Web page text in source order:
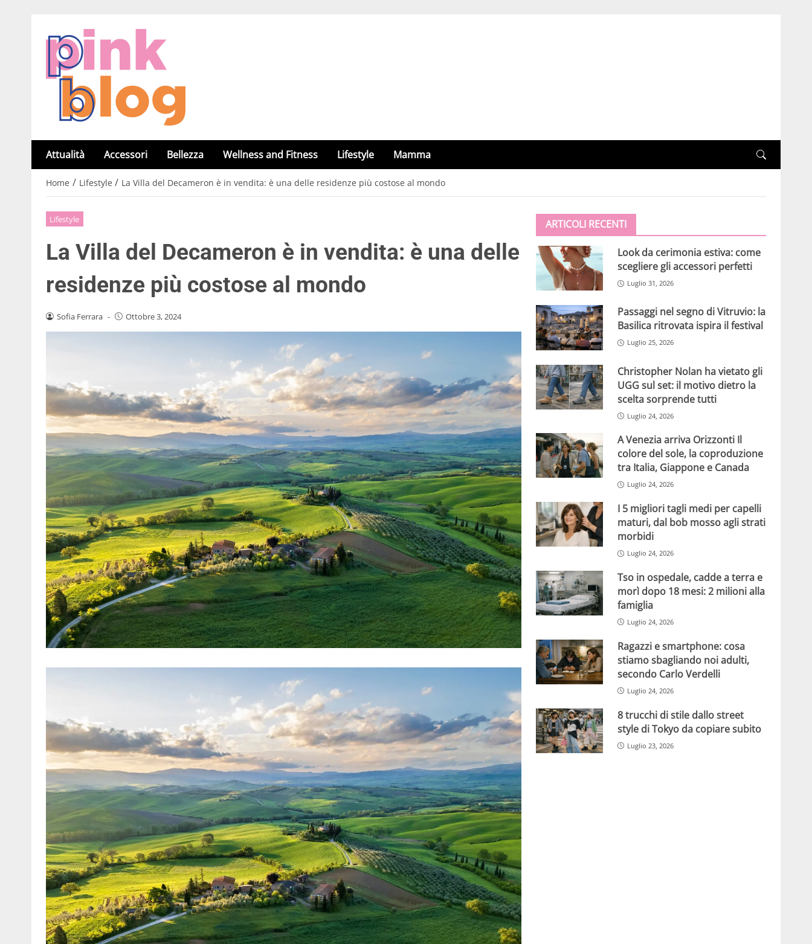
Attualità Accessori Bellezza Wellness and Fitness Lifestyle Mamma
Home / Lifestyle / La Villa del Decameron è in vendita: è una delle residenze più costose al mondo
Lifestyle
La Villa del Decameron è in vendita: è una delle
residenze più costose al mondo
Sofia Ferrara - Ottobre 3, 2024
ARTICOLI RECENTI
Look da cerimonia estiva: come
scegliere gli accessori perfetti
Luglio 31, 2026
Passaggi nel segno di Vitruvio: la
Basilica ritrovata ispira il festival
Luglio 25, 2026
Christopher Nolan ha vietato gli
UGG sul set: il motivo dietro la
scelta sorprende tutti
Luglio 24, 2026
A Venezia arriva Orizzonti Il
colore del sole, la coproduzione
tra Italia, Giappone e Canada
Luglio 24, 2026
I 5 migliori tagli medi per capelli
maturi, dal bob mosso agli strati
morbidi
Luglio 24, 2026
Tso in ospedale, cadde a terra e
morì dopo 18 mesi: 2 milioni alla
famiglia
Luglio 24, 2026
Ragazzi e smartphone: cosa
stiamo sbagliando noi adulti,
secondo Carlo Verdelli
Luglio 24, 2026
8 trucchi di stile dallo street
style di Tokyo da copiare subito
Luglio 23, 2026